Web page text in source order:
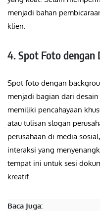
menjadi bahan
klien.
4. Spot Foto dengan
Spot foto dengan
menjadi bagian dari
memiliki pencahayaan
atau tulisan slogan
perusahaan di media
interaksi yang
tempat ini untuk sesi
kreatif.
Baca Juga: